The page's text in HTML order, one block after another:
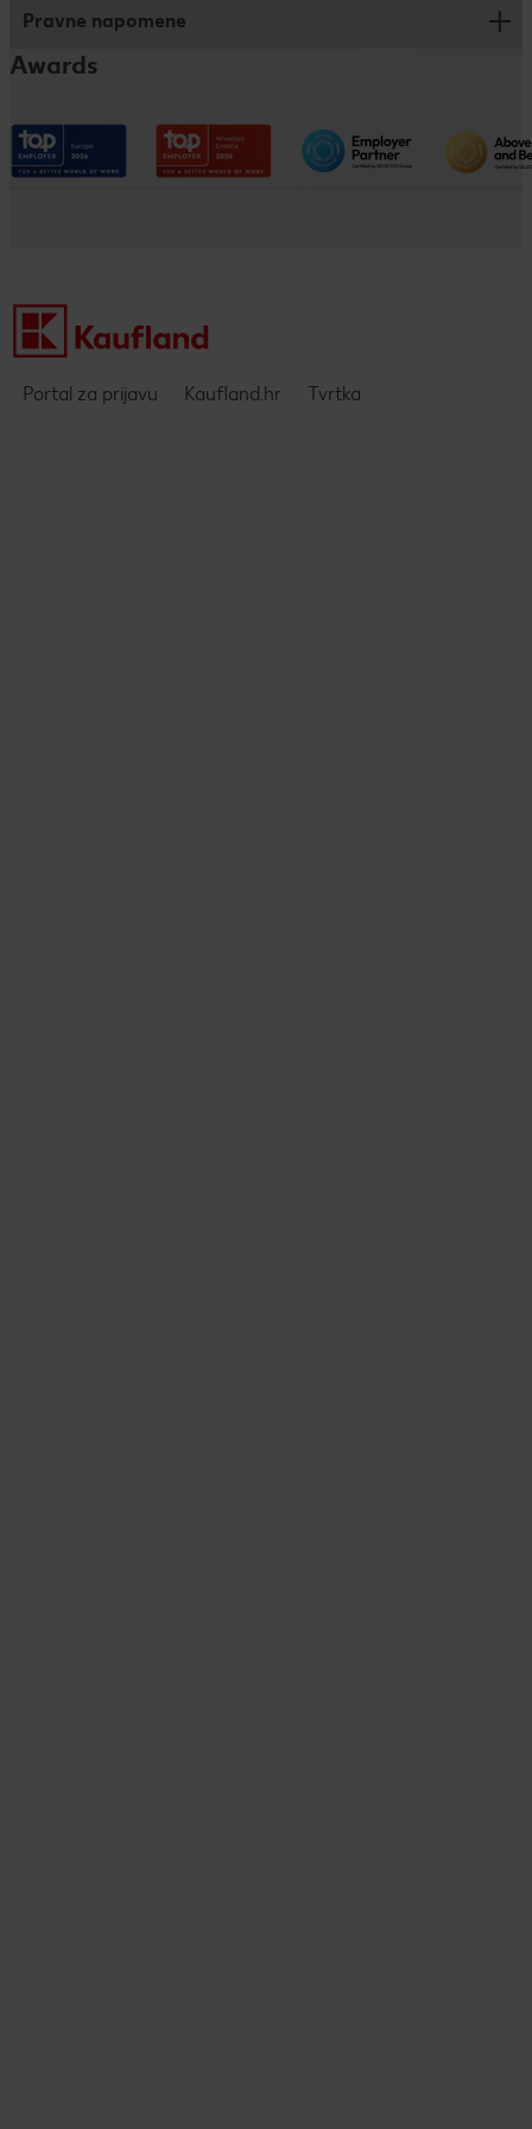
Dualno i klasično obrazovanje
Kronika
Kaufland na društvenim mrežama
Društveno odgovorno poslovanje
Kaufland kao poslodavac
Pravne napomene
Impressum
Awards
Portal za prijavu Kaufland.hr Tvrtka